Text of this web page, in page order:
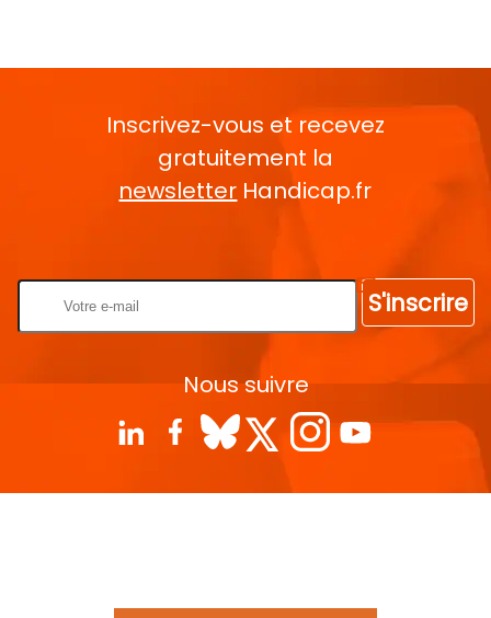
Inscrivez-vous et recevez
gratuitement la
newsletter Handicap.fr
S'inscrire
Nous suivre